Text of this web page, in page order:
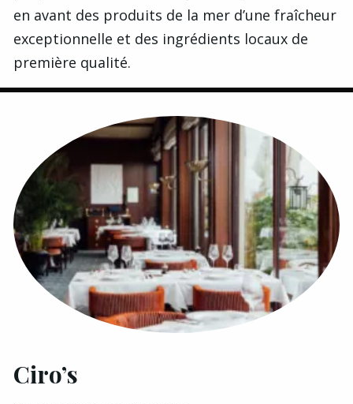
en avant des produits de la mer d’une fraîcheur
exceptionnelle et des ingrédients locaux de
première qualité.
Ciro’s